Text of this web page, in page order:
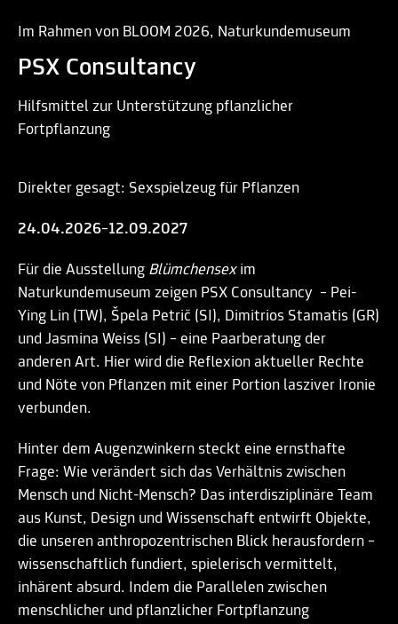
Im Rahmen von BLOOM 2026, Naturkundemuseum
PSX Consultancy
Hilfsmittel zur Unterstützung pflanzlicher
Fortpflanzung
Direkter gesagt: Sexspielzeug für Pflanzen
24.04.2026–12.09.2027
Für die Ausstellung Blümchensexim
Naturkundemuseum zeigen PSX Consultancy – Pei-
Ying Lin (TW), Špela Petrič (SI), Dimitrios Stamatis (GR)
und Jasmina Weiss (SI) – eine Paarberatung der
anderen Art. Hier wird die Reflexion aktueller Rechte
und Nöte von Pflanzen mit einer Portion lasziver Ironie
verbunden.
Hinter dem Augenzwinkern steckt eine ernsthafte
Frage: Wie verändert sich das Verhältnis zwischen
Mensch und Nicht-Mensch? Das interdisziplinäre Team
aus Kunst, Design und Wissenschaft entwirft Objekte,
die unseren anthropozentrischen Blick herausfordern –
wissenschaftlich fundiert, spielerisch vermittelt,
inhärent absurd. Indem die Parallelen zwischen
menschlicher und pflanzlicher Fortpflanzung